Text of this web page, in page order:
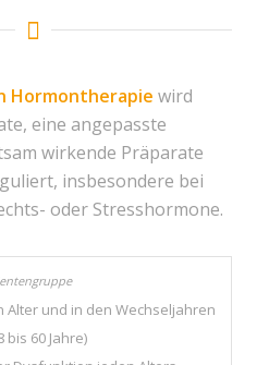
Hormontherapie wird
eine angepasste
wirkende Präparate
insbesondere bei
oder Stresshormone.
Alter und in den Wechseljahren
bis 60 Jahre)